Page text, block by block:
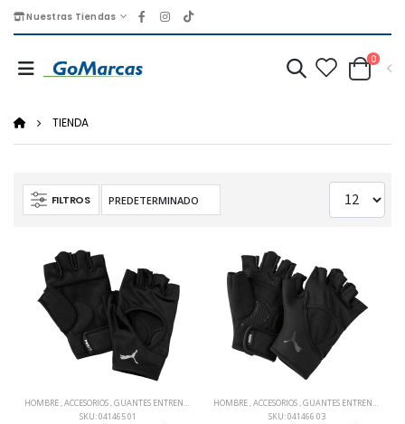
Nuestras Tiendas
0
TIENDA
FILTROS
HOMBRE,ACCESORIOS,GUANTES ENTRENAMIENTO
SKU: 041465 01
HOMBRE,ACCESORIOS,GUANTES ENTRENAMIENTO
SKU: 041466 03